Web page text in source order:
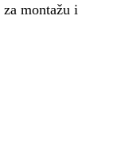
montažu i